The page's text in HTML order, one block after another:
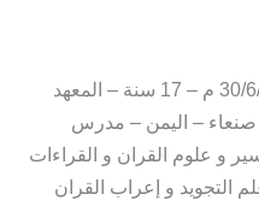
من 1/10/1997 إلى 30/6/2014 م – 17 سنة – المعهد
– صنعاء – اليمن – مدرس
و علوم القران و القراءات
التجويد و إعراب القران